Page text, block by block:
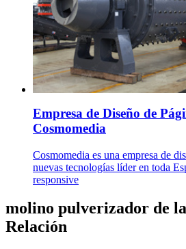
Empresa de Diseño de
Cosmomedia
Cosmomedia es una empresa de
nuevas tecnologías líder en toda
responsive
molino pulverizador de
Relación